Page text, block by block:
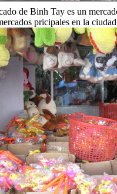
de Binh Tay es un
pricipales en la